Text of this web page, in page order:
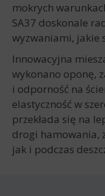
mokrych
SA37 doskonale
wyzwaniami, jakie
Innowacyjna
wykonano oponę,
i odporność na
elastyczność w
przekłada się na
drogi hamowania,
jak i podczas